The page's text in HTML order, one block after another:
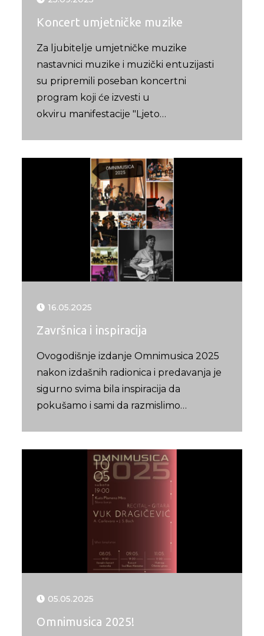
Koncert umjetničke muzike
Za ljubitelje umjetničke muzike
nastavnici muzike i muzički entuzijasti
su pripremili poseban koncertni
program koji će izvesti u
okviru manifestacije "Ljeto…
16.05.2025
Završnica i inspiracija
Ovogodišnje izdanje Omnimusica 2025
nakon izdašnih radionica i predavanja je
sigurno svima bila inspiracija da
pokušamo i sami da razmislimo…
05.05.2025
Omnimusica 2025!